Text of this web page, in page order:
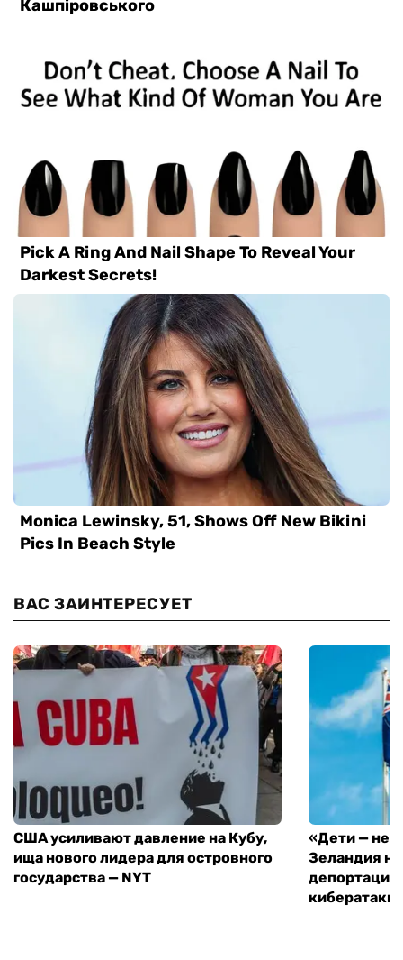
ВАС ЗАИНТЕРЕСУЕТ
США усиливают давление на Кубу,
ища нового лидера для островного
государства — NYT
«Дети — не
Зеландия
депортацию
кибератаки